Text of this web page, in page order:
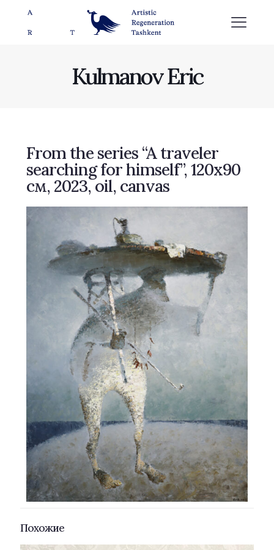
Kulmanov Eric
From the series “A traveler
searching for himself”, 120х90
см, 2023, oil, canvas
Похожие